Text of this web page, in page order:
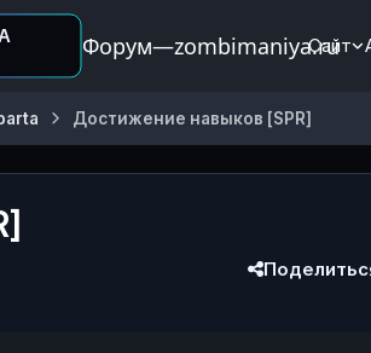
Форум—zombimaniya.ru
Сайт
Достижение навыков [SPR]